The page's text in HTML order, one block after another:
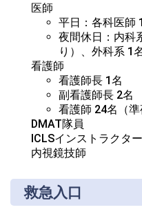
医師
平日：各科医師
夜間休日：内科
り）、外科系 1
看護師
看護師長 1名
副看護師長 2名
看護師 24名（準
DMAT隊員
ICLSインストラクター
内視鏡技師
救急入口